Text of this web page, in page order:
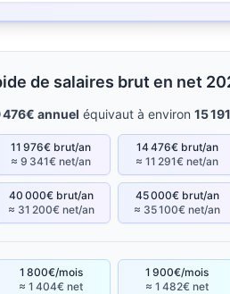
de salaires brut en net
476€ annuel équivaut à environ 15
11 976€ brut/an
≈ 9 341€ net/an
14 476€ brut/an
≈ 11 291€ net/an
40 000€ brut/an
≈ 31 200€ net/an
45 000€ brut/an
≈ 35 100€ net/an
1 800€/mois
≈ 1 404€ net
1 900€/mois
≈ 1 482€ net